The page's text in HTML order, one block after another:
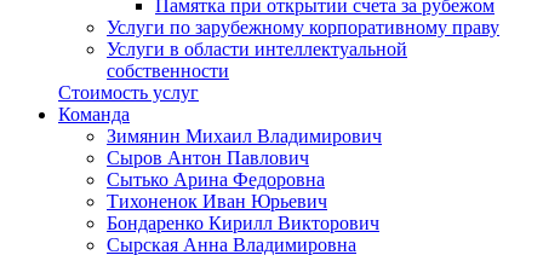
Памятка при открытии счета за рубежом
Услуги по зарубежному корпоративному праву
Услуги в области интеллектуальной
собственности
Стоимость услуг
Команда
Зимянин Михаил Владимирович
Сыров Антон Павлович
Сытько Арина Федоровна
Тихоненок Иван Юрьевич
Бондаренко Кирилл Викторович
Сырская Анна Владимировна